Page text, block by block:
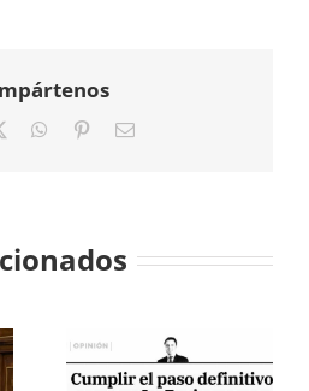
WhatsApp
PinterestCorreo